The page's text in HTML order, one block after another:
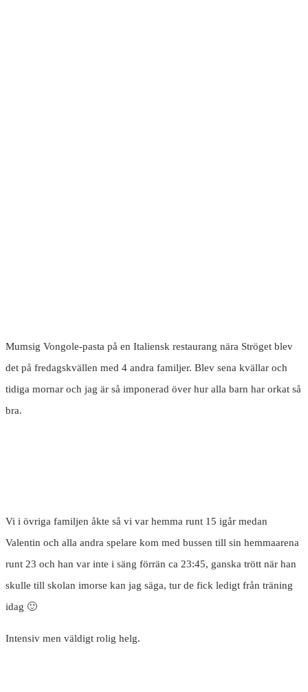
Mumsig Vongole-pasta på en Italiensk restaurang nära Ströget blev
det på fredagskvällen med 4 andra familjer. Blev sena kvällar och
tidiga mornar och jag är så imponerad över hur alla barn har orkat så
bra.
Vi i övriga familjen åkte så vi var hemma runt 15 igår medan
Valentin och alla andra spelare kom med bussen till sin hemmaarena
runt 23 och han var inte i säng förrän ca 23:45, ganska trött när han
skulle till skolan imorse kan jag säga, tur de fick ledigt från träning
idag 🙂
Intensiv men väldigt rolig helg.